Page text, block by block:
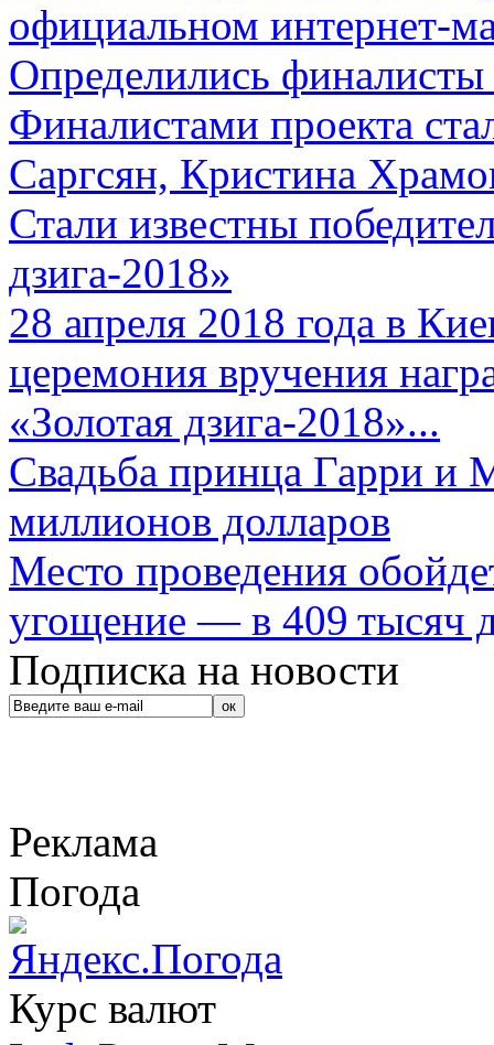
официальном интернет-
Определились
Финалистами проекта
Саргсян, Кристина
Стали известны
дзига-2018»
28 апреля 2018 года в
церемония вручения
«Золотая дзига-2018»...
Свадьба принца Гарри и
миллионов долларов
Место проведения
угощение — в 409 тысяч
Подписка на новости
Реклама
Погода
Курс валют